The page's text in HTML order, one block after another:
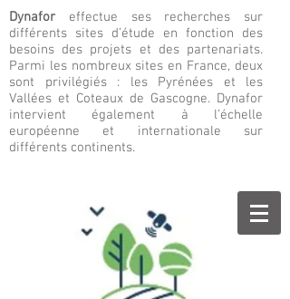
Dynafor effectue ses recherches sur
différents sites d’étude en fonction des
besoins des projets et des partenariats.
Parmi les nombreux sites en France, deux
sont privilégiés : les Pyrénées et les
Vallées et Coteaux de Gascogne. Dynafor
intervient également à l’échelle
européenne et internationale sur
différents continents.